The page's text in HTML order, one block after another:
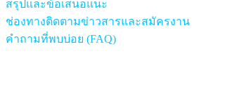
สรุปและข้อเสนอแนะ
ช่องทางติดตามข่าวสารและสมัครงาน
คำถามที่พบบ่อย (FAQ)